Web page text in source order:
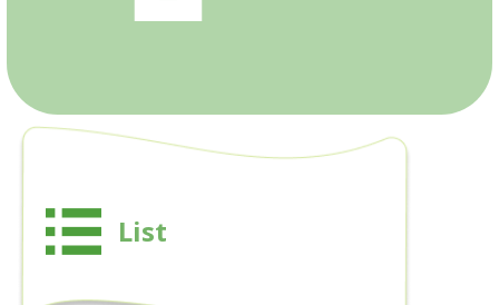
List